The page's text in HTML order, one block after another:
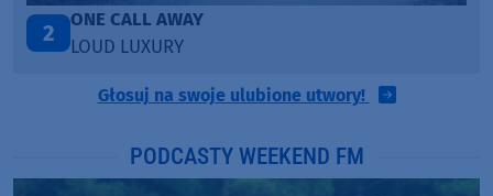
3
Talk To You
ANOTR ft. 54 Ultra
Głosuj na swoje ulubione utwory!
PODCASTY WEEKEND FM